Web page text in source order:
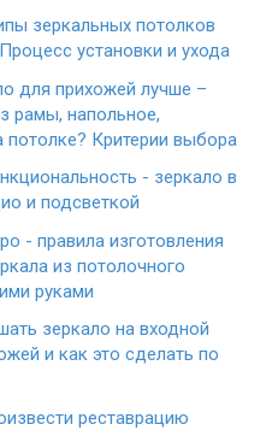
зеркальных потолков
установки и ухода
для прихожей лучше –
рамы, напольное,
потолке? Критерии выбора
- зеркало в
и подсветкой
- правила изготовления
из потолочного
руками
зеркало на входной
и как это сделать по
реставрацию